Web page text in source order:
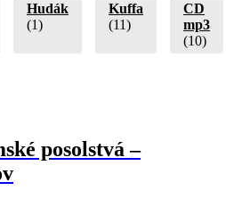
Hudák
(1)
Kuffa
(11)
CD
mp3
(10)
posolstvá –